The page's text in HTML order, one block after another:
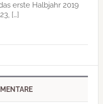
erste Halbjahr 2019
[…]